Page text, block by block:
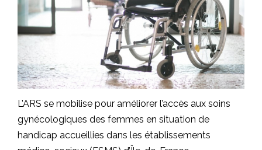
L’ARS se mobilise pour améliorer l’accès aux soins
gynécologiques des femmes en situation de
handicap accueillies dans les établissements